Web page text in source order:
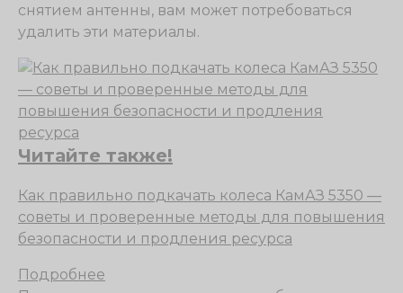
снятием антенны, вам может потребоваться
удалить эти материалы.
Читайте также!
Как правильно подкачать колеса КамАЗ 5350 —
советы и проверенные методы для повышения
безопасности и продления ресурса
Подробнее